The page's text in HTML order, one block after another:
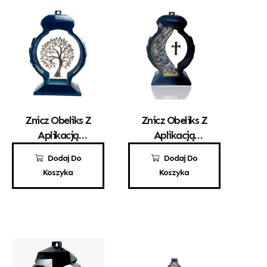
Dodaj Do
Koszyka
Znicz Obeliks Z
Aplikacją
100,00zł
Dodaj Do
Koszyka
Znicz Obeliks Z
Aplikacją
100,00zł